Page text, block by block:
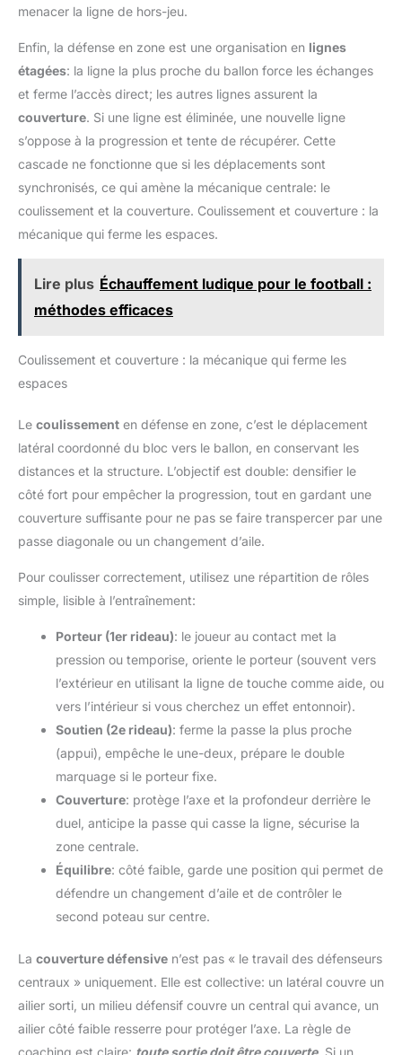
menacer la ligne de hors-jeu.
Enfin, la défense en zone est une organisation en lignes
étagées: la ligne la plus proche du ballon force les échanges
et ferme l’accès direct; les autres lignes assurent la
couverture. Si une ligne est éliminée, une nouvelle ligne
s’oppose à la progression et tente de récupérer. Cette
cascade ne fonctionne que si les déplacements sont
synchronisés, ce qui amène la mécanique centrale: le
coulissement et la couverture. Coulissement et couverture : la
mécanique qui ferme les espaces.
Lire plus Échauffement ludique pour le football :
méthodes efficaces
Coulissement et couverture : la mécanique qui ferme les
espaces
Le coulissement en défense en zone, c’est le déplacement
latéral coordonné du bloc vers le ballon, en conservant les
distances et la structure. L’objectif est double: densifier le
côté fort pour empêcher la progression, tout en gardant une
couverture suffisante pour ne pas se faire transpercer par une
passe diagonale ou un changement d’aile.
Pour coulisser correctement, utilisez une répartition de rôles
simple, lisible à l’entraînement:
Porteur (1er rideau): le joueur au contact met la
pression ou temporise, oriente le porteur (souvent vers
l’extérieur en utilisant la ligne de touche comme aide, ou
vers l’intérieur si vous cherchez un effet entonnoir).
Soutien (2e rideau): ferme la passe la plus proche
(appui), empêche le une-deux, prépare le double
marquage si le porteur fixe.
Couverture: protège l’axe et la profondeur derrière le
duel, anticipe la passe qui casse la ligne, sécurise la
zone centrale.
Équilibre: côté faible, garde une position qui permet de
défendre un changement d’aile et de contrôler le
second poteau sur centre.
La couverture défensive n’est pas « le travail des défenseurs
centraux » uniquement. Elle est collective: un latéral couvre un
ailier sorti, un milieu défensif couvre un central qui avance, un
ailier côté faible resserre pour protéger l’axe. La règle de
coaching est claire: toute sortie doit être couverte. Si un